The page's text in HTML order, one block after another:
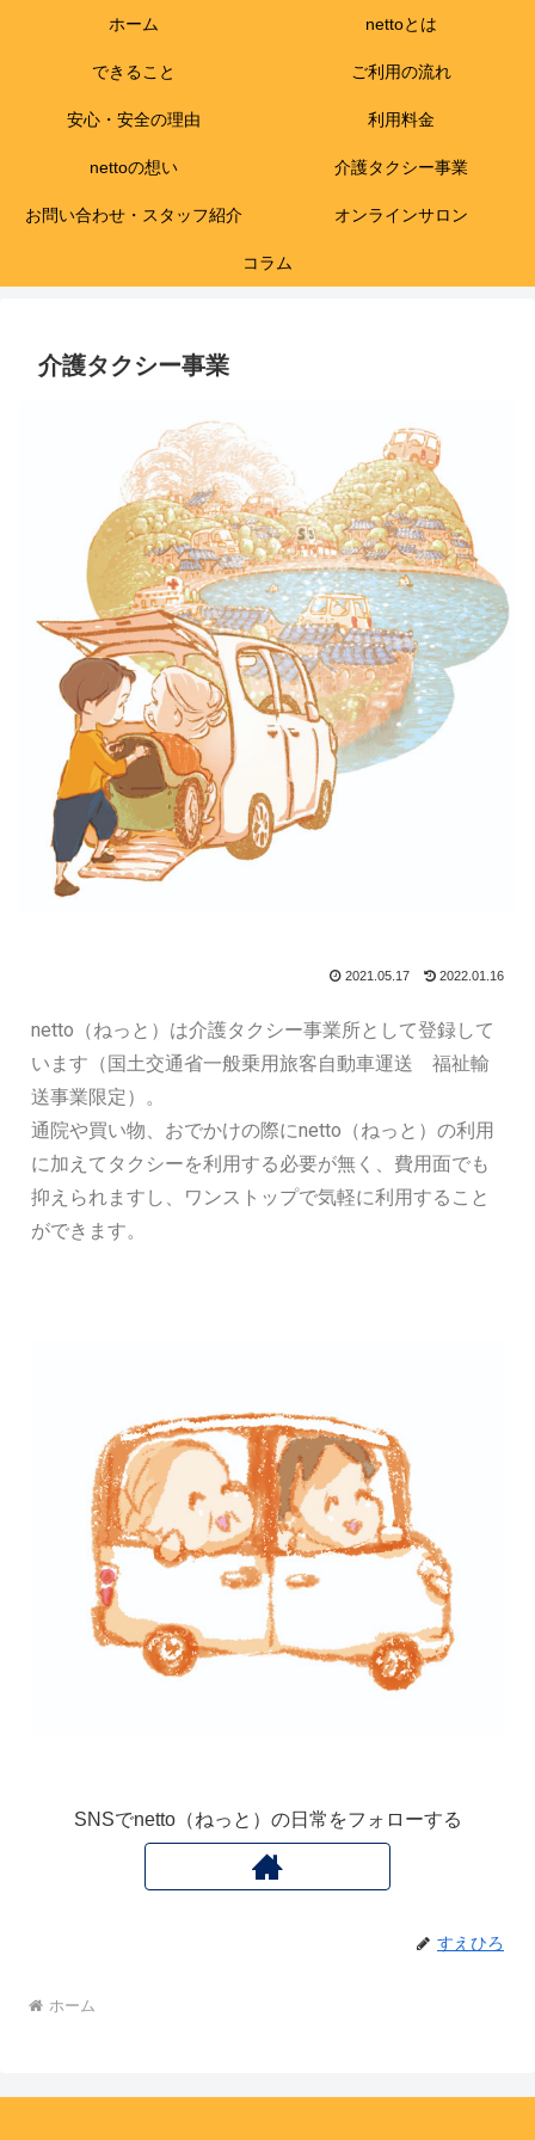
ホーム nettoとは
できること ご利用の流れ
安心・安全の理由 利用料金
nettoの想い 介護タクシー事業
お問い合わせ・スタッフ紹介 オンラインサロン
コラム
介護タクシー事業
2021.05.17 2022.01.16
netto（ねっと）は介護タクシー事業所として登録して
います（国土交通省一般乗用旅客自動車運送 福祉輸
送事業限定）。
通院や買い物、おでかけの際にnetto（ねっと）の利用
に加えてタクシーを利用する必要が無く、費用面でも
抑えられますし、ワンストップで気軽に利用すること
ができます。
SNSでnetto（ねっと）の日常をフォローする
すえひろ
ホーム